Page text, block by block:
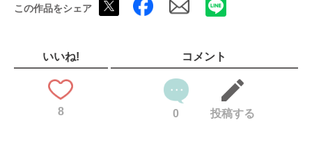
なすが主役
きゅうりが主役
さやいんげんが主役
オクラが主役
枝豆が主役
とうがんが主役
この作品をシェア
いいね!
8
コメント
0 投稿する